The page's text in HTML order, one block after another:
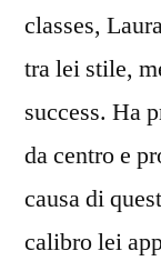
classes,
tra lei stile,
success. Ha
da centro e
causa di
calibro lei